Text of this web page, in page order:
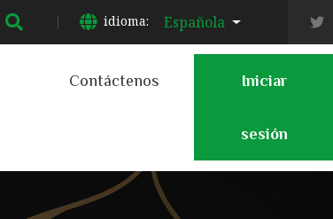
idioma: Española
Contáctenos Iniciar
sesión